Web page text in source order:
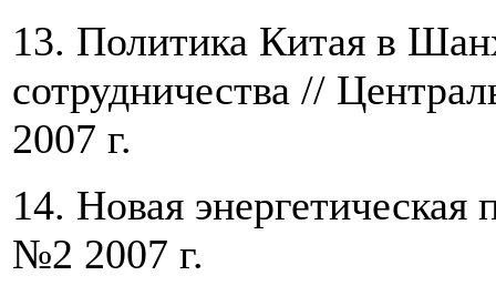
13. Политика Китая в
сотрудничества //
2007 г.
14. Новая
№2 2007 г.